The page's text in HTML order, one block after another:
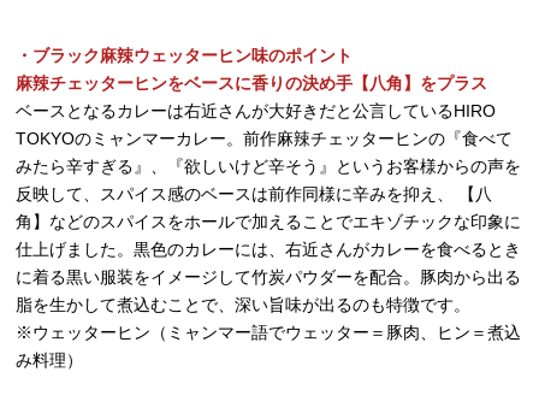
・ブラック麻辣ウェッターヒン味のポイント
麻辣チェッターヒンをベースに香りの決め手【八角】をプラス
ベースとなるカレーは右近さんが大好きだと公言しているHIRO
TOKYOのミャンマーカレー。前作麻辣チェッターヒンの『食べて
みたら辛すぎる』、『欲しいけど辛そう』というお客様からの声を
反映して、スパイス感のベースは前作同様に辛みを抑え、 【八
角】などのスパイスをホールで加えることでエキゾチックな印象に
仕上げました。黒色のカレーには、右近さんがカレーを食べるとき
に着る黒い服装をイメージして竹炭パウダーを配合。豚肉から出る
脂を生かして煮込むことで、深い旨味が出るのも特徴です。
※ウェッターヒン（ミャンマー語でウェッター＝豚肉、ヒン＝煮込
み料理）